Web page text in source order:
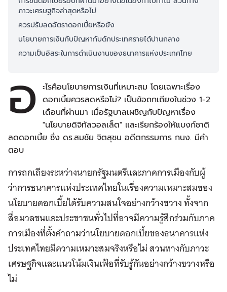
ภาวะเศรษฐกิจล่าสุดหรือไม่
ควรปรับลดอัตราดอกเบี้ยหรือยัง
นโยบายการเงินกับปัญหากับดักประเทศรายได้ปานกลาง
ความเป็นอิสระในการดำเนินงานของธนาคารแห่งประเทศไทย
อ ะไรคือนโยบายการเงินที่เหมาะสม โดยเฉพาะเรื่อง
ดอกเบี้ยควรลดหรือไม่? เป็นข้อถกเถียงในช่วง 1-2
เดือนที่ผ่านมา เมื่อรัฐบาลเผชิญกับปัญหาเรื่อง
"นโยบายดิจิทัลวอลเล็ต" และเรียกร้องให้แบงก์ชาติ
ลดดอกเบี้ย ซึ่ง ดร.สมชัย จิตสุชน อดีตกรรมการ กนง. มีคำ
ตอบ
การถกเถียงระหว่างนายกรัฐมนตรีและภาคการเมืองกับผู้
ว่าการธนาคารแห่งประเทศไทยในเรื่องความเหมาะสมของ
นโยบายดอกเบี้ยได้รับความสนใจอย่างกว้างขวาง ทั้งจาก
สื่อมวลชนและประชาชนทั่วไปที่อาจมีความรู้สึกร่วมกับภาค
การเมืองที่ตั้งคำถามว่านโยบายดอกเบี้ยของธนาคารแห่ง
ประเทศไทยมีความเหมาะสมจริงหรือไม่ สวนทางกับภาวะ
เศรษฐกิจและแนวโน้มเงินเฟ้อที่รับรู้กันอย่างกว้างขวางหรือ
ไม่